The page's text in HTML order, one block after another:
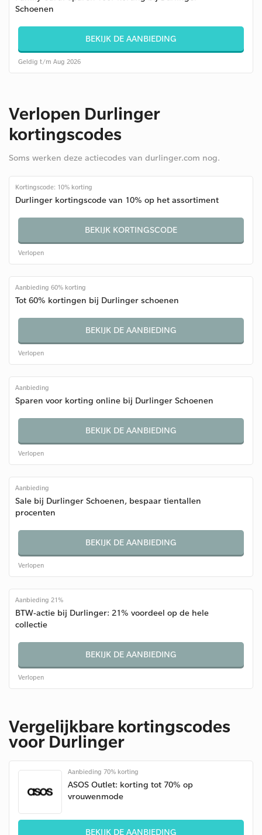
Schoenen
BEKIJK DE AANBIEDING
Geldig t/m Aug 2026
Verlopen Durlinger
kortingscodes
Soms werken deze actiecodes van durlinger.com nog.
Kortingscode: 10% korting
Durlinger kortingscode van 10% op het assortiment
BEKIJK KORTINGSCODE
Verlopen
Aanbieding 60% korting
Tot 60% kortingen bij Durlinger schoenen
BEKIJK DE AANBIEDING
Verlopen
Aanbieding
Sparen voor korting online bij Durlinger Schoenen
BEKIJK DE AANBIEDING
Verlopen
Aanbieding
Sale bij Durlinger Schoenen, bespaar tientallen
procenten
BEKIJK DE AANBIEDING
Verlopen
Aanbieding 21%
BTW-actie bij Durlinger: 21% voordeel op de hele
collectie
BEKIJK DE AANBIEDING
Verlopen
Vergelijkbare kortingscodes
voor Durlinger
Aanbieding 70% korting
ASOS Outlet: korting tot 70% op
vrouwenmode
BEKIJK DE AANBIEDING